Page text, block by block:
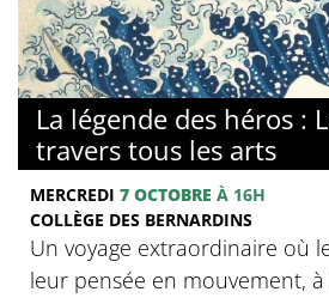
La légende des héros :
travers tous les arts
MERCREDI 7 OCTOBRE À 16H
COLLÈGE DES BERNARDINS
Un voyage extraordinaire où
leur pensée en mouvement,